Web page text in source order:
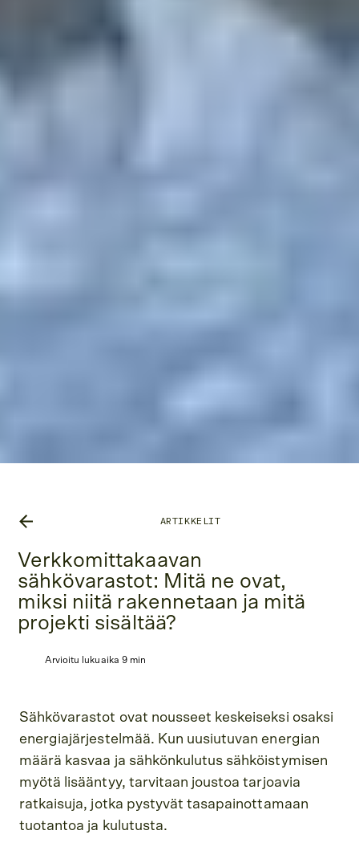
ARTIKKELIT
Verkkomittakaavan
sähkövarastot: Mitä ne ovat,
miksi niitä rakennetaan ja mitä
projekti sisältää?
Arvioitu lukuaika 9 min
Sähkövarastot ovat nousseet keskeiseksi osaksi
energiajärjestelmää. Kun uusiutuvan energian
määrä kasvaa ja sähkönkulutus sähköistymisen
myötä lisääntyy, tarvitaan joustoa tarjoavia
ratkaisuja, jotka pystyvät tasapainottamaan
tuotantoa ja kulutusta.